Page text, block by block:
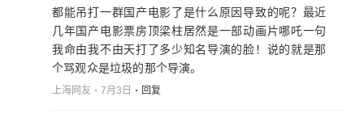
都能吊打一群国产电影了是什么原因导致的呢？最近
几年国产电影票房顶梁柱居然是一部动画片哪吒一句
我命由我不由天打了多少知名导演的脸！说的就是那
个骂观众是垃圾的那个导演。
上海网友 7月3日 回复